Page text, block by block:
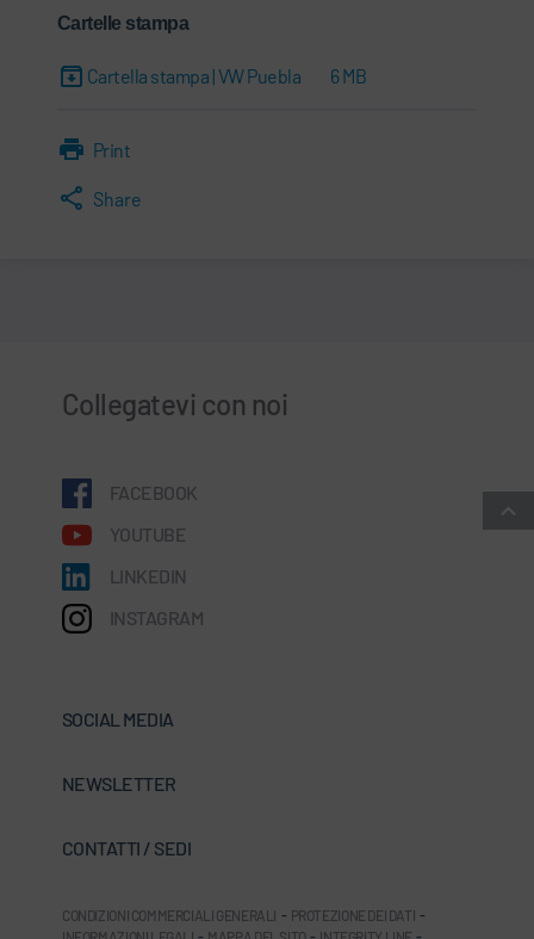
Cartelle stampa
Cartella stampa | VW Puebla 6 MB
Print
Share
Collegatevi con noi
FACEBOOK
YOUTUBE
LINKEDIN
INSTAGRAM
SOCIAL MEDIA
NEWSLETTER
CONTATTI / SEDI
CONDIZIONI COMMERCIALI GENERALI - PROTEZIONE DEI DATI -